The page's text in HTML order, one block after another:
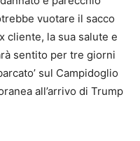
vuotare il sacco
cliente, la sua salute e
sentito per tre giorni
sul Campidoglio
all’arrivo di Trump